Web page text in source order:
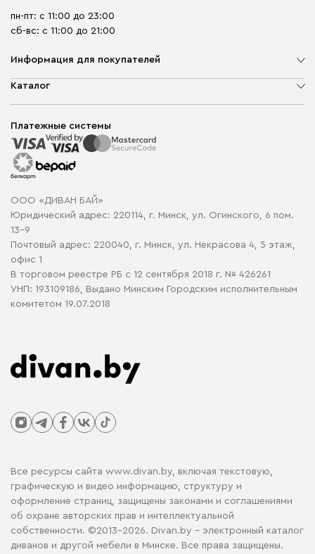
пн-пт: с 11:00 до 23:00
сб-вс: с 11:00 до 21:00
Информация для покупателей
О компании
Способы оплаты
Рассрочка и кредит
Гарантия
Карта сайта
Политика конфиденциальности
Политика в отношении обработки cookie
Каталог
Корпусная мебель
Распродажа мебели
Платежные системы
ООО «ДИВАН БАЙ»
Юридический адрес: 220114, г. Минск, ул. Огинского, 6 пом.
13-9
Почтовый адрес: 220040, г. Минск, ул. Некрасова 4, 5 этаж,
офис 1
В торговом реестре РБ с 12 сентября 2018 г. № 426261
УНП: 193109186, Выдано Минским Городским исполнительным
комитетом 19.07.2018
Все ресурсы сайта www.divan.by, включая текстовую,
графическую и видео информацию, структуру и
оформление страниц, защищены законами и соглашениями
об охране авторских прав и интеллектуальной
собственности. ©2013-2026. Divan.by - электронный каталог
диванов и другой мебели в Минске. Все права защищены.